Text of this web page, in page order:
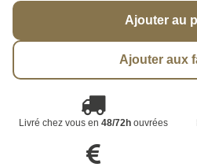
Ajouter au
Ajouter aux
Livré chez vous en 48/72houvrées